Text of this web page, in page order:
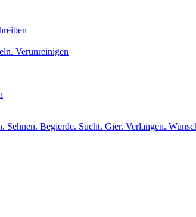
Verunreinigen
Sehnen. Begierde. Sucht. Gier. Verlangen.